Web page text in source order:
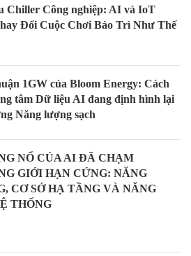
Chiller Công nghiệp: AI và IoT
Đổi Cuộc Chơi Bảo Trì Như Thế
1GW của Bloom Energy: Cách
tâm Dữ liệu AI đang định hình lại
Năng lượng sạch
NỔ CỦA AI ĐÃ CHẠM
GIỚI HẠN CỨNG: NĂNG
CƠ SỞ HẠ TẦNG VÀ NĂNG
THỐNG